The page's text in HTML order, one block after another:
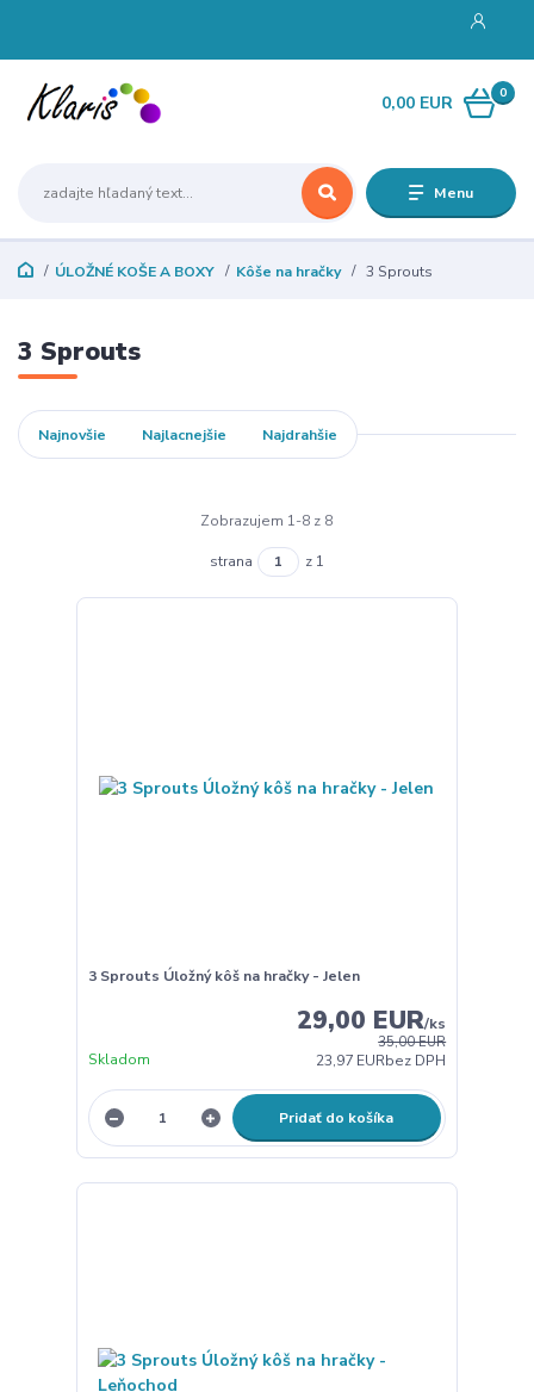
Menu
0
0,00 EUR
ÚLOŽNÉ KOŠE A BOXY Kôše na hračky 3 Sprouts
3 Sprouts
Najnovšie Najlacnejšie Najdrahšie
Zobrazujem 1-8 z 8
strana z 1
3 Sprouts Úložný kôš na hračky - Jelen
35,00 EUR
29,00 EUR/ks
23,97 EURbez DPH
Skladom
Pridať do košíka